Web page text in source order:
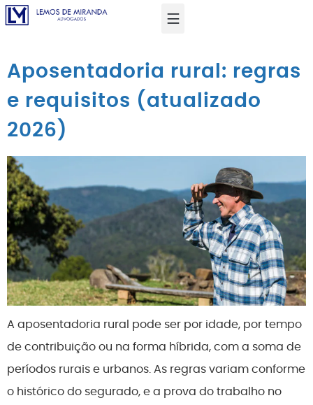
Aposentadoria rural: regras
e requisitos (atualizado
2026)
A aposentadoria rural pode ser por idade, por tempo
de contribuição ou na forma híbrida, com a soma de
períodos rurais e urbanos. As regras variam conforme
o histórico do segurado, e a prova do trabalho no